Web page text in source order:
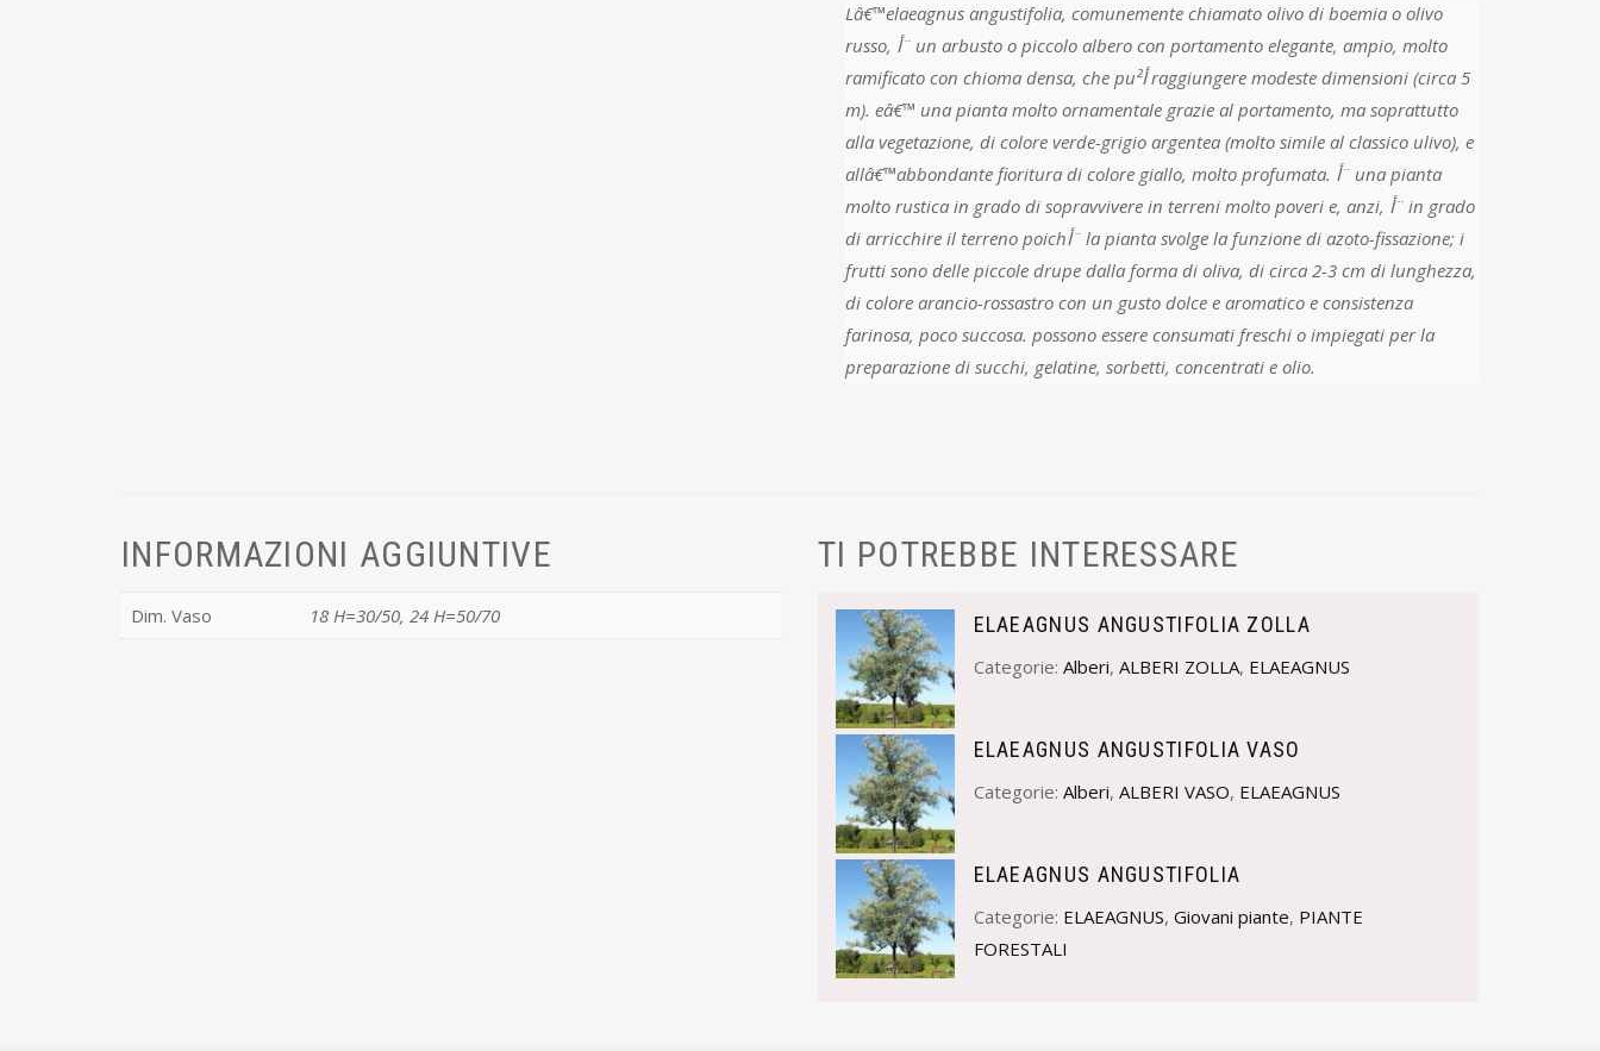
Lâ€™elaeagnus angustifolia, comunemente chiamato olivo di boemia o olivo
russo, أ¨ un arbusto o piccolo albero con portamento elegante, ampio, molto
ramificato con chioma densa, che puأ² raggiungere modeste dimensioni (circa 5
m). eâ€™ una pianta molto ornamentale grazie al portamento, ma soprattutto
alla vegetazione, di colore verde-grigio argentea (molto simile al classico ulivo), e
allâ€™abbondante fioritura di colore giallo, molto profumata. أ¨ una pianta
molto rustica in grado di sopravvivere in terreni molto poveri e, anzi, أ¨ in grado
di arricchire il terreno poichأ¨ la pianta svolge la funzione di azoto-fissazione; i
frutti sono delle piccole drupe dalla forma di oliva, di circa 2-3 cm di lunghezza,
di colore arancio-rossastro con un gusto dolce e aromatico e consistenza
farinosa, poco succosa. possono essere consumati freschi o impiegati per la
preparazione di succhi, gelatine, sorbetti, concentrati e olio.
INFORMAZIONI AGGIUNTIVE
Dim. Vaso 18 H=30/50, 24 H=50/70
TI POTREBBE INTERESSARE
ELAEAGNUS ANGUSTIFOLIA ZOLLA
Categorie: Alberi, ALBERI ZOLLA, ELAEAGNUS
ELAEAGNUS ANGUSTIFOLIA VASO
Categorie: Alberi, ALBERI VASO, ELAEAGNUS
ELAEAGNUS ANGUSTIFOLIA
Categorie: ELAEAGNUS, Giovani piante, PIANTE
FORESTALI